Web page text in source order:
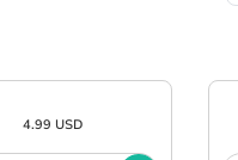
4.99 USD